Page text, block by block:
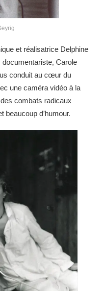
et réalisatrice Delphine
documentariste, Carole
conduit au cœur du
une caméra vidéo à la
combats radicaux
beaucoup d’humour.